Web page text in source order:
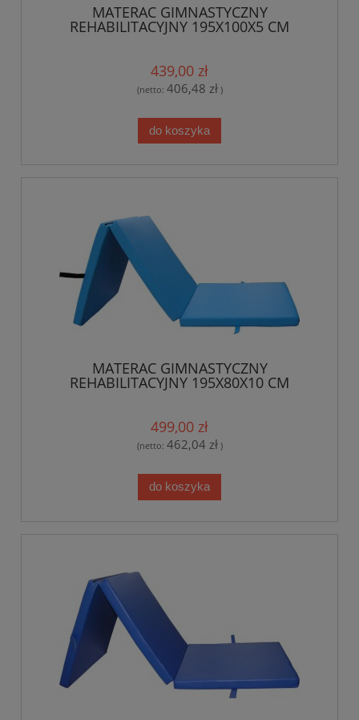
MATERAC GIMNASTYCZNY
REHABILITACYJNY 195X100X5 CM
439,00 zł
(netto: 406,48 zł)
do koszyka
MATERAC GIMNASTYCZNY
REHABILITACYJNY 195X80X10 CM
499,00 zł
(netto: 462,04 zł)
do koszyka